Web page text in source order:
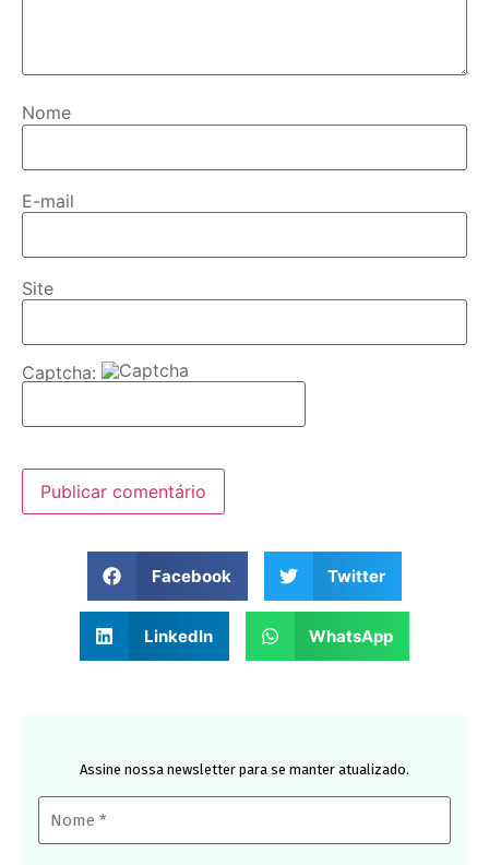
Nome
E-mail
Site
Captcha:
Facebook Twitter
LinkedIn WhatsApp
Assine nossa newsletter para se manter atualizado.